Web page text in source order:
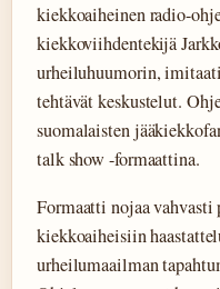
kiekkoaiheinen radio-
kiekkoviihdentekijä
urheiluhuumorin,
tehtävät keskustelut.
suomalaisten
talk show -formaattina.
Formaatti nojaa
kiekkoaiheisiin
urheilumaailman